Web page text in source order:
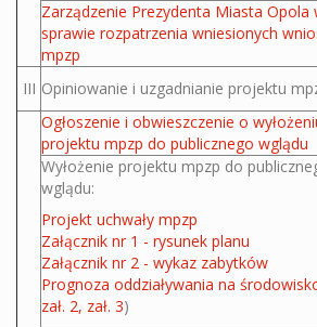
Zarządzenie Prezydenta Miasta Opola
sprawie rozpatrzenia wniesionych
mpzp
III Opiniowanie i uzgadnianie projektu
Ogłoszenie i obwieszczenie o
projektu mpzp do publicznego wglądu
Wyłożenie projektu mpzp do
wglądu:
Projekt uchwały mpzp
Załącznik nr 1 - rysunek planu
Załącznik nr 2 - wykaz zabytków
Prognoza oddziaływania na
zał. 2, zał. 3)